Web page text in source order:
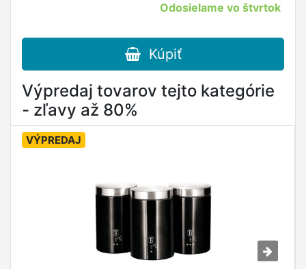
Odosielame vo štvrtok
Kúpiť
Výpredaj tovarov tejto kategórie
- zľavy až 80%
VÝPREDAJ